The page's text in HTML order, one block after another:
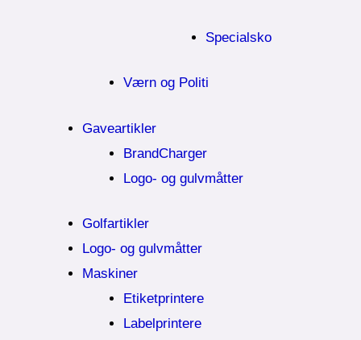
Specialsko
Værn og Politi
Gaveartikler
BrandCharger
Logo- og gulvmåtter
Golfartikler
Logo- og gulvmåtter
Maskiner
Etiketprintere
Labelprintere